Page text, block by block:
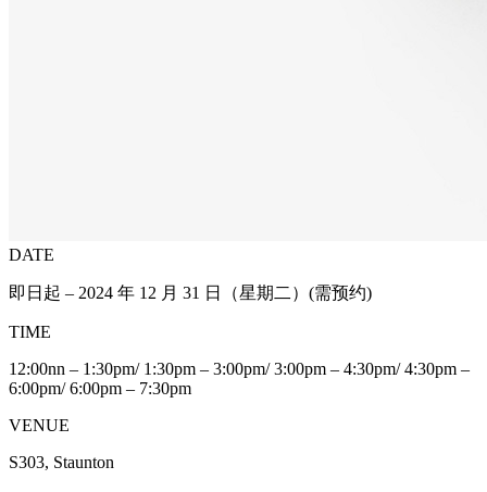
DATE
即日起 – 2024 年 12 月 31 日（星期二）(需预约)
TIME
12:00nn – 1:30pm/ 1:30pm – 3:00pm/ 3:00pm – 4:30pm/ 4:30pm –
6:00pm/ 6:00pm – 7:30pm
VENUE
S303, Staunton